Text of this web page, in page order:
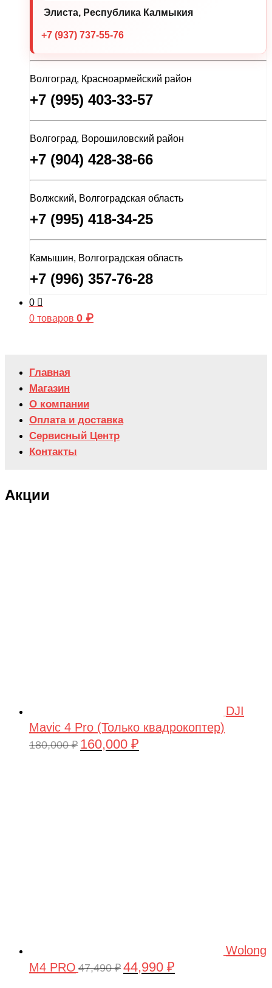
Элиста, Республика Калмыкия
+7 (937) 737-55-76
Волгоград, Красноармейский район
+7 (995) 403-33-57
Волгоград, Ворошиловский район
+7 (904) 428-38-66
Волжский, Волгоградская область
+7 (995) 418-34-25
Камышин, Волгоградская область
+7 (996) 357-76-28
0
0 товаров 0 ₽
Главная
Магазин
О компании
Оплата и доставка
Сервисный Центр
Контакты
Акции
DJI
Mavic 4 Pro (Только квадрокоптер)
180,000₽ Первоначальная
160,000 ₽
Wolong
M4 PRO 47,490₽ Первоначальная
44,990 ₽